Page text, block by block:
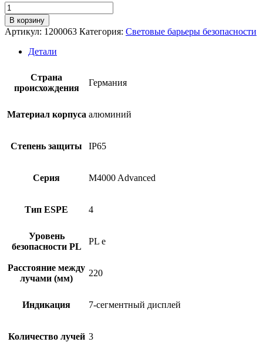
Количество
товара
Cветовой
барьер
безопасности
032203AA0,
M40E-
В корзину
Артикул: 1200063 Категория: Световые барьеры безопасности
Детали
Страна
происхождения
Германия
Материал корпуса алюминий
Степень защиты IP65
Серия M4000 Advanced
Тип ESPE 4
Уровень
безопасности PL
PL e
Расстояние между
лучами (мм)
220
Индикация 7-сегментный дисплей
Количество лучей 3